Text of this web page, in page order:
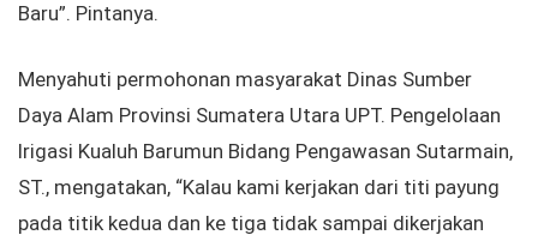
Baru”. Pintanya.
Menyahuti permohonan masyarakat Dinas Sumber
Daya Alam Provinsi Sumatera Utara UPT. Pengelolaan
Irigasi Kualuh Barumun Bidang Pengawasan Sutarmain,
ST., mengatakan, “Kalau kami kerjakan dari titi payung
pada titik kedua dan ke tiga tidak sampai dikerjakan